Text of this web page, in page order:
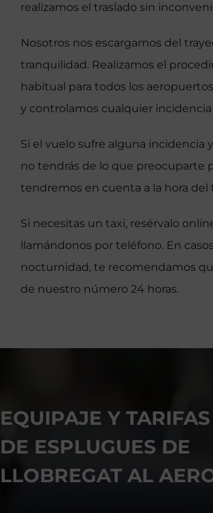
realizamos el traslado sin
Nosotros nos escargamos del
tranquilidad. Realizamos el
habitual para todos los
y controlamos cualquier
Si el vuelo sufre alguna incidencia
no tendrás de lo que preocuparte
tendremos en cuenta a la hora del
Si necesitas un taxi, resérvalo
llamándonos por teléfono. En
nocturnidad, te recomendamos
de nuestro número 24 horas.
EQUIPAJE Y
DE ESPLUGUES DE
LLOBREGAT AL